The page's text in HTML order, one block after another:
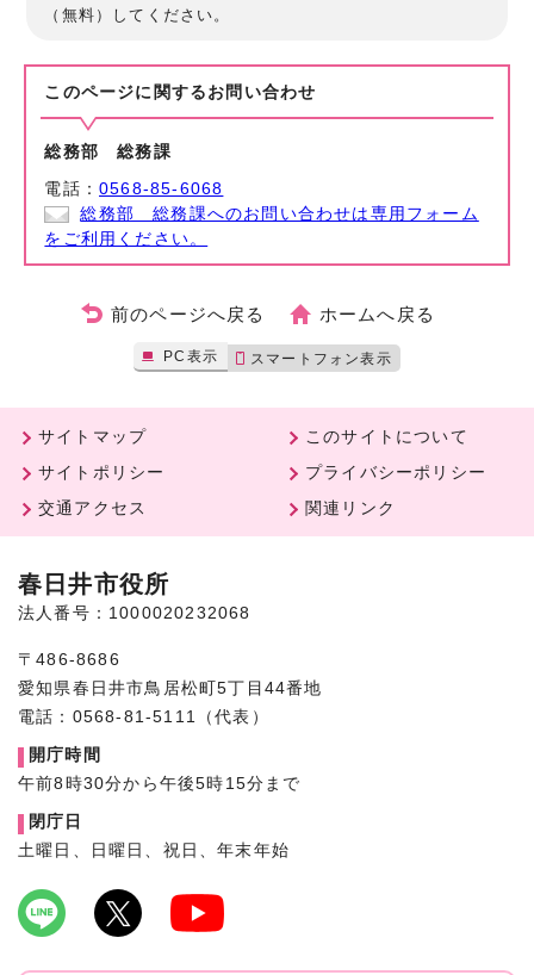
（無料）してください。
このページに関する お問い合わせ
総務部 総務課
電話：0568-85-6068
総務部 総務課へのお問い合わせは専用フォーム
をご利用ください。
前のページへ戻る ホームへ戻る
PC表示 スマートフォン表示
サイトマップ
このサイトについて
サイトポリシー
プライバシーポリシー
交通アクセス
関連リンク
春日井市役所
法人番号：1000020232068
〒486-8686
愛知県春日井市鳥居松町5丁目44番地
電話：0568-81-5111（代表）
開庁時間
午前8時30分から午後5時15分まで
閉庁日
土曜日、日曜日、祝日、年末年始